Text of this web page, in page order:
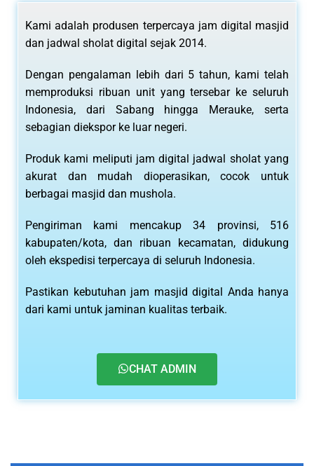
Kami adalah produsen terpercaya jam digital masjid
dan jadwal sholat digital sejak 2014.
Dengan pengalaman lebih dari 5 tahun, kami telah
memproduksi ribuan unit yang tersebar ke seluruh
Indonesia, dari Sabang hingga Merauke, serta
sebagian diekspor ke luar negeri.
Produk kami meliputi jam digital jadwal sholat yang
akurat dan mudah dioperasikan, cocok untuk
berbagai masjid dan mushola.
Pengiriman kami mencakup 34 provinsi, 516
kabupaten/kota, dan ribuan kecamatan, didukung
oleh ekspedisi terpercaya di seluruh Indonesia.
Pastikan kebutuhan jam masjid digital Anda hanya
dari kami untuk jaminan kualitas terbaik.
CHAT ADMIN